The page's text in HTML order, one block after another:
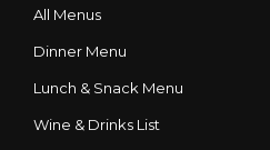
All Menus
Dinner Menu
Lunch & Snack Menu
Wine & Drinks List